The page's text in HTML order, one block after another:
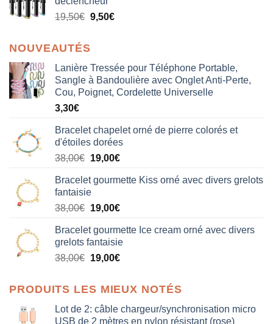
19,50€ 9,50€
NOUVEAUTÉS
Lanière Tressée pour Téléphone Portable,
Sangle à Bandoulière avec Onglet Anti-Perte,
Cou, Poignet, Cordelette Universelle
3,30€
Bracelet chapelet orné de pierre colorés et
d'étoiles dorées
38,00€ Le
initial
était :
38,00€.
19,00€Le
actuel
19,00€.
Bracelet gourmette Kiss orné avec divers grelots
fantaisie
38,00€ Le
initial
était :
38,00€.
19,00€Le
actuel
est :
19,00€.
Bracelet gourmette Ice cream orné avec divers
grelots fantaisie
38,00€ Le
était :
38,00€.
19,00€Le
est :
19,00€.
PRODUITS LES MIEUX NOTÉS
Lot de 2: câble chargeur/synchronisation micro
USB de 2 mètres en nylon résistant (rose)